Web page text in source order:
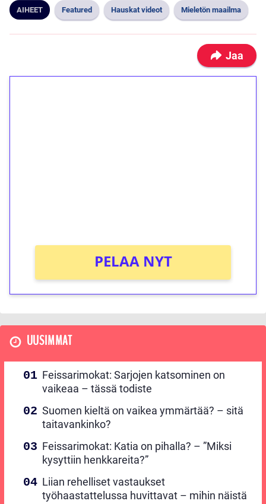
AIHEET Featured Hauskat videot Mieletön maailma
Jaa
PELAA NYT
UUSIMMAT
Feissarimokat: Sarjojen katsominen on
vaikeaa – tässä todiste
Suomen kieltä on vaikea ymmärtää? – sitä
taitavankinko?
Feissarimokat: Katia on pihalla? – ”Miksi
kysyttiin henkkareita?”
Liian rehelliset vastaukset
työhaastattelussa huvittavat – mihin näistä